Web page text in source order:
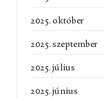
2025. október
2025. szeptember
2025. július
2025. június